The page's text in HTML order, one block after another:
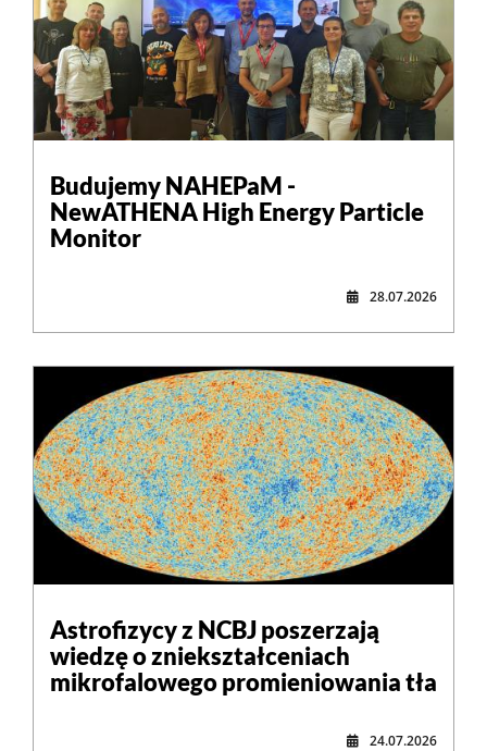
Budujemy NAHEPaM -
NewATHENA High Energy Particle
Monitor
28.07.2026
Astrofizycy z NCBJ poszerzają
wiedzę o zniekształceniach
mikrofalowego promieniowania tła
24.07.2026